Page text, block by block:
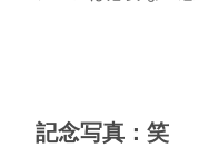
記念写真：笑